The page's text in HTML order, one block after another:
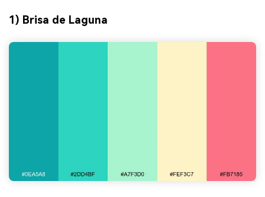
1) Brisa de Laguna